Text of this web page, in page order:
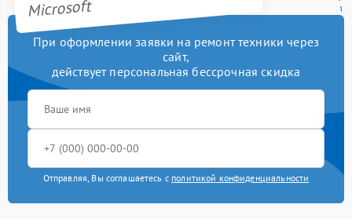
Microsoft
При оформлении заявки на ремонт техники через
сайт,
действует персональная бессрочная скидка
Отправляя, Вы соглашаетесь с политикой конфиденциальности